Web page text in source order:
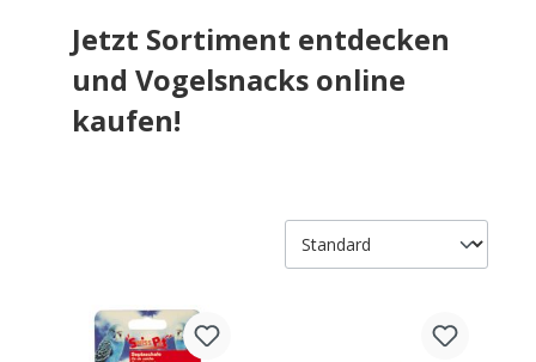
Jetzt Sortiment entdecken
und Vogelsnacks online
kaufen!